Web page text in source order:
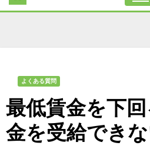
よくある質問
最低賃金を下
金を受給でき